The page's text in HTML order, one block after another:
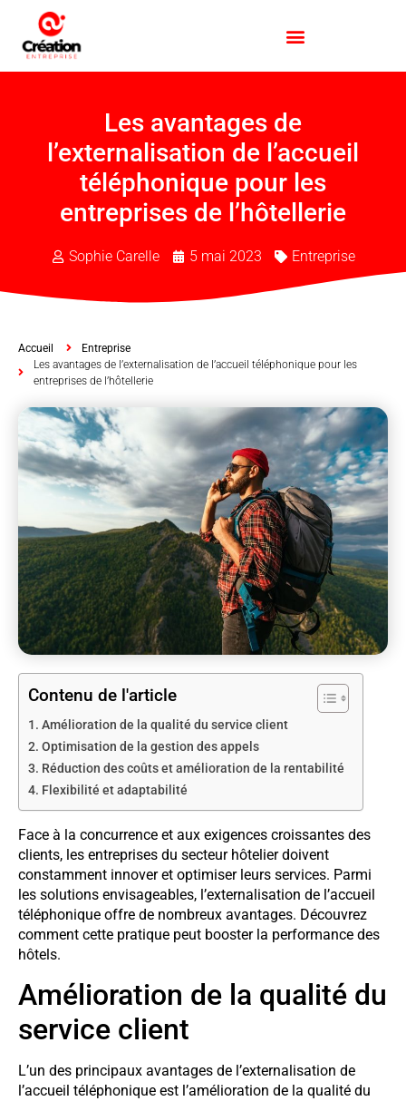
Les avantages de
l’externalisation de l’accueil
téléphonique pour les
entreprises de l’hôtellerie
Sophie Carelle 5 mai 2023 Entreprise
Accueil
Entreprise
Les avantages de l’externalisation de l’accueil téléphonique pour les
entreprises de l’hôtellerie
Contenu de l'article
Amélioration de la qualité du service client
Optimisation de la gestion des appels
Réduction des coûts et amélioration de la rentabilité
Flexibilité et adaptabilité
Face à la concurrence et aux exigences croissantes des
clients, les entreprises du secteur hôtelier doivent
constamment innover et optimiser leurs services. Parmi
les solutions envisageables, l’externalisation de l’accueil
téléphonique offre de nombreux avantages. Découvrez
comment cette pratique peut booster la performance des
hôtels.
Amélioration de la qualité du
service client
L’un des principaux avantages de l’externalisation de
l’accueil téléphonique est l’amélioration de la qualité du